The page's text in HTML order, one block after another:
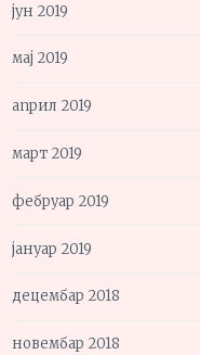
јун 2019
мај 2019
април 2019
март 2019
фебруар 2019
јануар 2019
децембар 2018
новембар 2018